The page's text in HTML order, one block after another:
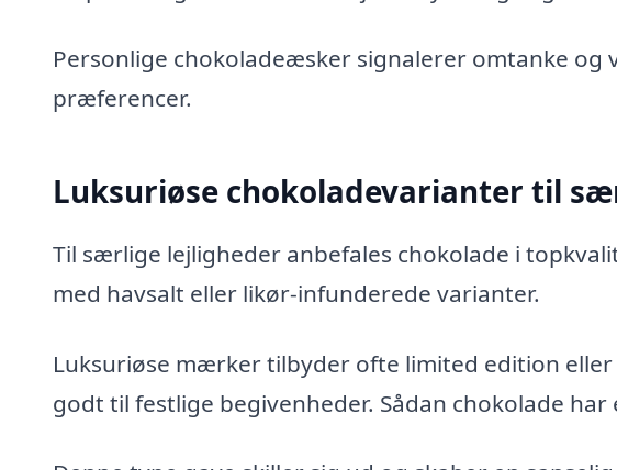
Personlige chokoladeæsker signalerer omtanke og
præferencer.
Luksuriøse chokoladevarianter til
Til særlige lejligheder anbefales chokolade i
med havsalt eller likør-infunderede varianter.
Luksuriøse mærker tilbyder ofte limited edition
godt til festlige begivenheder. Sådan chokolade